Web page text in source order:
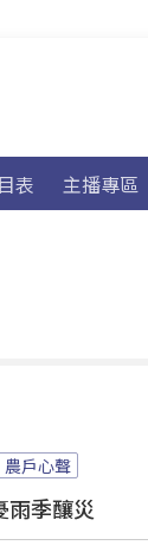
表 主播專區
農戶心聲
雨季釀災